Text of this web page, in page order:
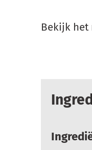
Bekijk het